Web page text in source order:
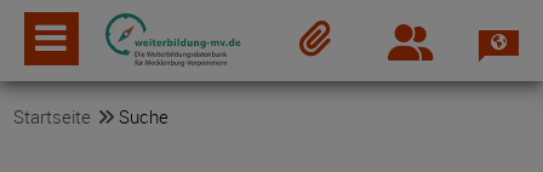
Login
Startseite Suche